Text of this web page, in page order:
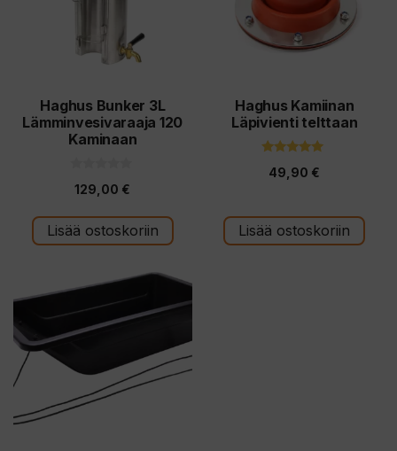
Haghus Bunker 3L
Lämminvesivaraaja 120
Kaminaan
s
t
ä
129,00 €
Lisää ostoskoriin
Haghus Kamiinan
Läpivienti telttaan
5:stä
49,90 €
Lisää ostoskoriin